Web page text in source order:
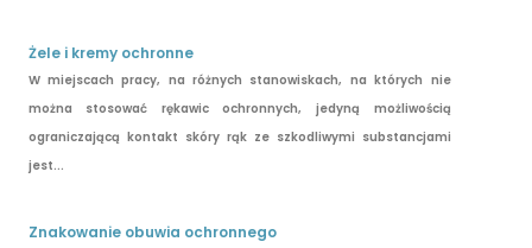
Żele i kremy ochronne
W miejscach pracy, na różnych stanowiskach, na których nie
można stosować rękawic ochronnych, jedyną możliwością
ograniczającą kontakt skóry rąk ze szkodliwymi substancjami
jest...
Znakowanie obuwia ochronnego